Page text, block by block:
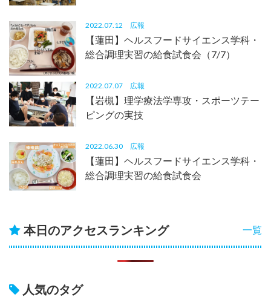
2022.07.12 広報
【蓮田】ヘルスフードサイエンス学科・
総合調理実習の給食試食会（7/7）
2022.07.07 広報
【岩槻】理学療法学専攻・スポーツテー
ピングの実技
2022.06.30 広報
【蓮田】ヘルスフードサイエンス学科・
総合調理実習の給食試食会
一覧
本日のアクセスランキング
人気のタグ